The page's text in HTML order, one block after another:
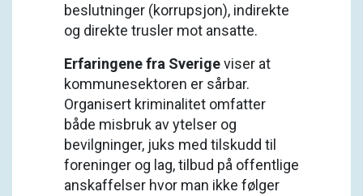
beslutninger (korrupsjon), indirekte
og direkte trusler mot ansatte.
Erfaringene fra Sverigeviser at
kommunesektoren er sårbar.
Organisert kriminalitet omfatter
både misbruk av ytelser og
bevilgninger, juks med tilskudd til
foreninger og lag, tilbud på offentlige
anskaffelser hvor man ikke følger